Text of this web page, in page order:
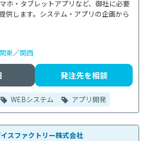
ホ・タブレットアプリなど、御社に必要
供します。システム・アプリの企画から
関東／関西
発注先を相談
WEBシステム アプリ開発
スファクトリー株式会社